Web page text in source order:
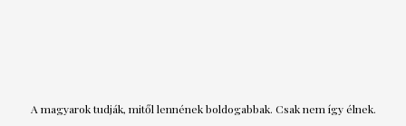
A magyarok tudják, mitől lennének boldogabbak. Csak nem így élnek.